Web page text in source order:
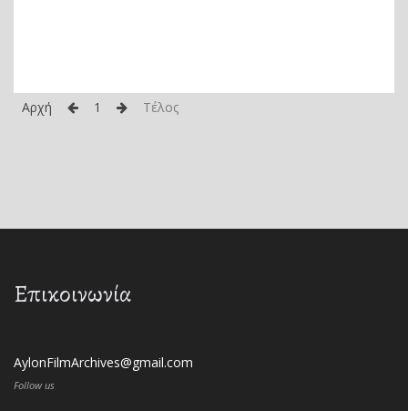
Αρχή 1 Τέλος
Επικοινωνία
AylonFilmArchives@gmail.com
Follow us